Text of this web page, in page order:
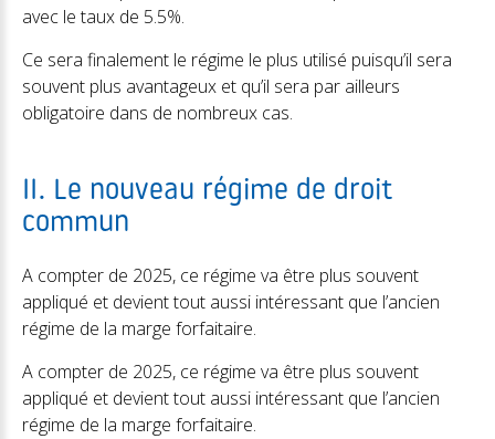
avec le taux de 5.5%.
Ce sera finalement le régime le plus utilisé puisqu’il sera
souvent plus avantageux et qu’il sera par ailleurs
obligatoire dans de nombreux cas.
II. Le nouveau régime de droit
commun
A compter de 2025, ce régime va être plus souvent
appliqué et devient tout aussi intéressant que l’ancien
régime de la marge forfaitaire.
A compter de 2025, ce régime va être plus souvent
appliqué et devient tout aussi intéressant que l’ancien
régime de la marge forfaitaire.